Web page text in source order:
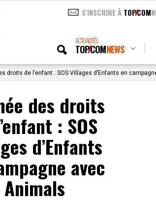
S'INSCRIRE À TOPCOM
ACTUALITÉS
TOPCOMNEWS
droits de l’enfant : SOS Villages d’Enfants en
des droits
: SOS
d’Enfants
avec
Animals